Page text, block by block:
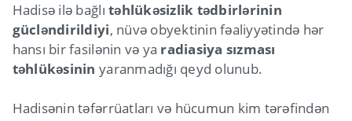
Hadisə ilə bağlıtəhlükəsizlik tədbirlərinin
gücləndirildiyi, nüvə obyektinin fəaliyyətində hər
hansı bir fasilənin və ya radiasiya sızması
təhlükəsinin yaranmadığı qeyd olunub.
Hadisənin təfərrüatları və hücumun kim tərəfindən